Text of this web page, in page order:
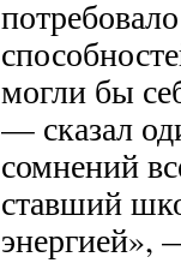
могли бы
— сказал
сомнений
ставший
энергией»,